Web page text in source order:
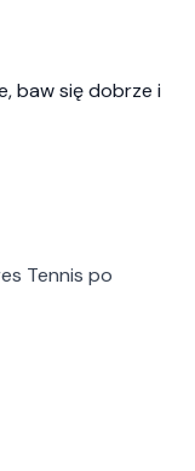
baw się dobrze i
Tennis po